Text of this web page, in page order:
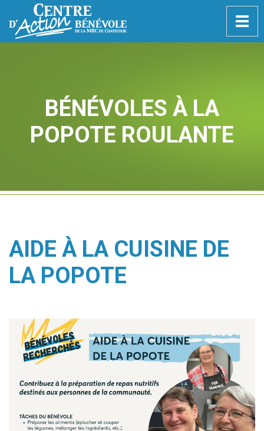
BÉNÉVOLES À LA
POPOTE ROULANTE
AIDE À LA CUISINE DE
LA POPOTE